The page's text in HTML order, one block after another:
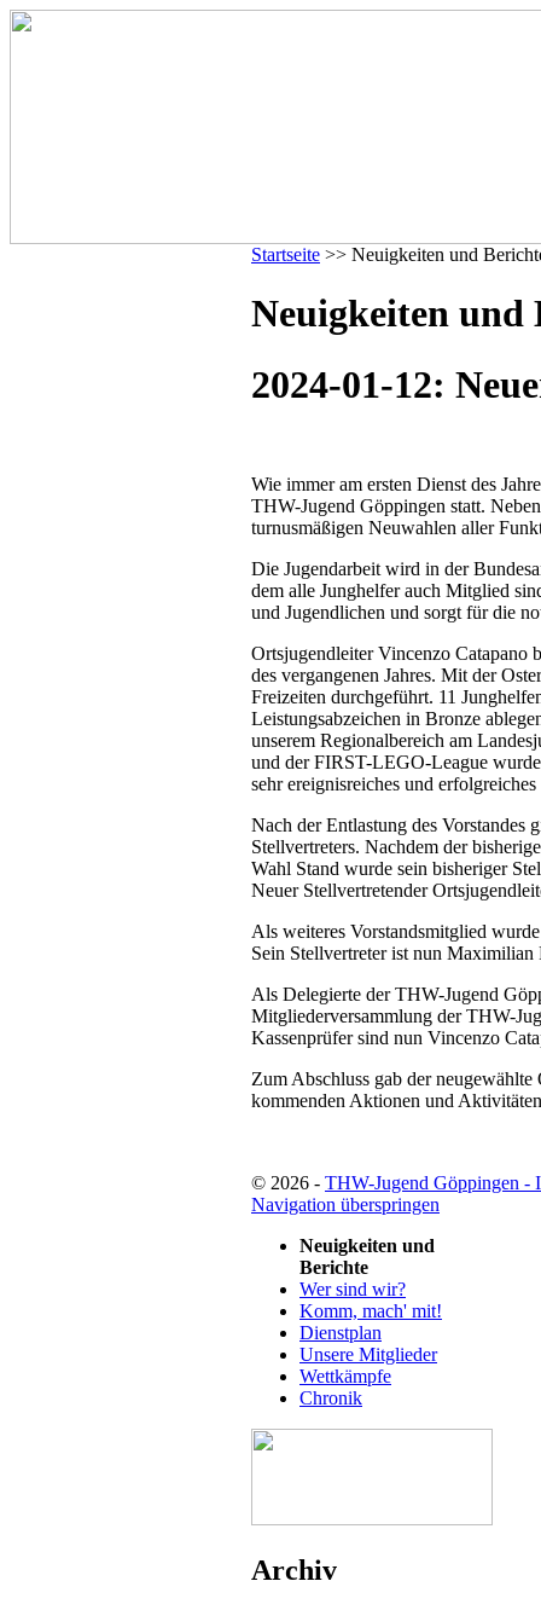
Startseite >> Neuigkeiten und
Neuigkeiten und
2024-01-12:
Wie immer am ersten Dienst des
THW-Jugend Göppingen statt.
turnusmäßigen Neuwahlen aller
Die Jugendarbeit wird in der
dem alle Junghelfer auch Mitglied
und Jugendlichen und sorgt für die
Ortsjugendleiter Vincenzo Catapano
des vergangenen Jahres. Mit der
Freizeiten durchgeführt. 11
Leistungsabzeichen in Bronze
unserem Regionalbereich am
und der FIRST-LEGO-League
sehr ereignisreiches und erfolgreiches
Nach der Entlastung des Vorstandes
Stellvertreters. Nachdem der
Wahl Stand wurde sein bisheriger
Neuer Stellvertretender
Als weiteres Vorstandsmitglied
Sein Stellvertreter ist nun Maximilian
Als Delegierte der THW-Jugend
Mitgliederversammlung der THW-
Kassenprüfer sind nun Vincenzo
Zum Abschluss gab der
kommenden Aktionen und Aktivitäten
© 2026 - THW-Jugend Göppingen -
Navigation überspringen
Neuigkeiten und
Berichte
Wer sind wir?
Komm, mach' mit!
Dienstplan
Unsere Mitglieder
Wettkämpfe
Chronik
Archiv